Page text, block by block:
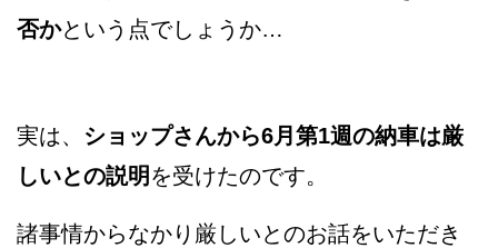
否かという点でしょうか…
実は、 ショップさんから6月第1週の納車は厳
しいとの説明 を受けたのです。
諸事情からなかり厳しいとのお話をいただき